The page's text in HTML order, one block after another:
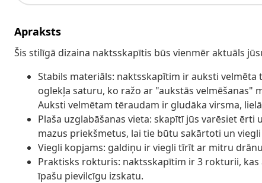
Apraksts
Šis stilīgā dizaina naktsskapītis būs vienmēr aktuāls
Stabils materiāls: naktsskapītim ir auksti
oglekļa saturu, ko ražo ar "aukstās
Auksti velmētam tēraudam ir gludāka virsma,
Plaša uzglabāšanas vieta: skapītī jūs varēsiet
mazus priekšmetus, lai tie būtu sakārtoti un
Viegli kopjams: galdiņu ir viegli tīrīt ar mitru
Praktisks rokturis: naktsskapītim ir 3 rokturii,
īpašu pievilcīgu izskatu.